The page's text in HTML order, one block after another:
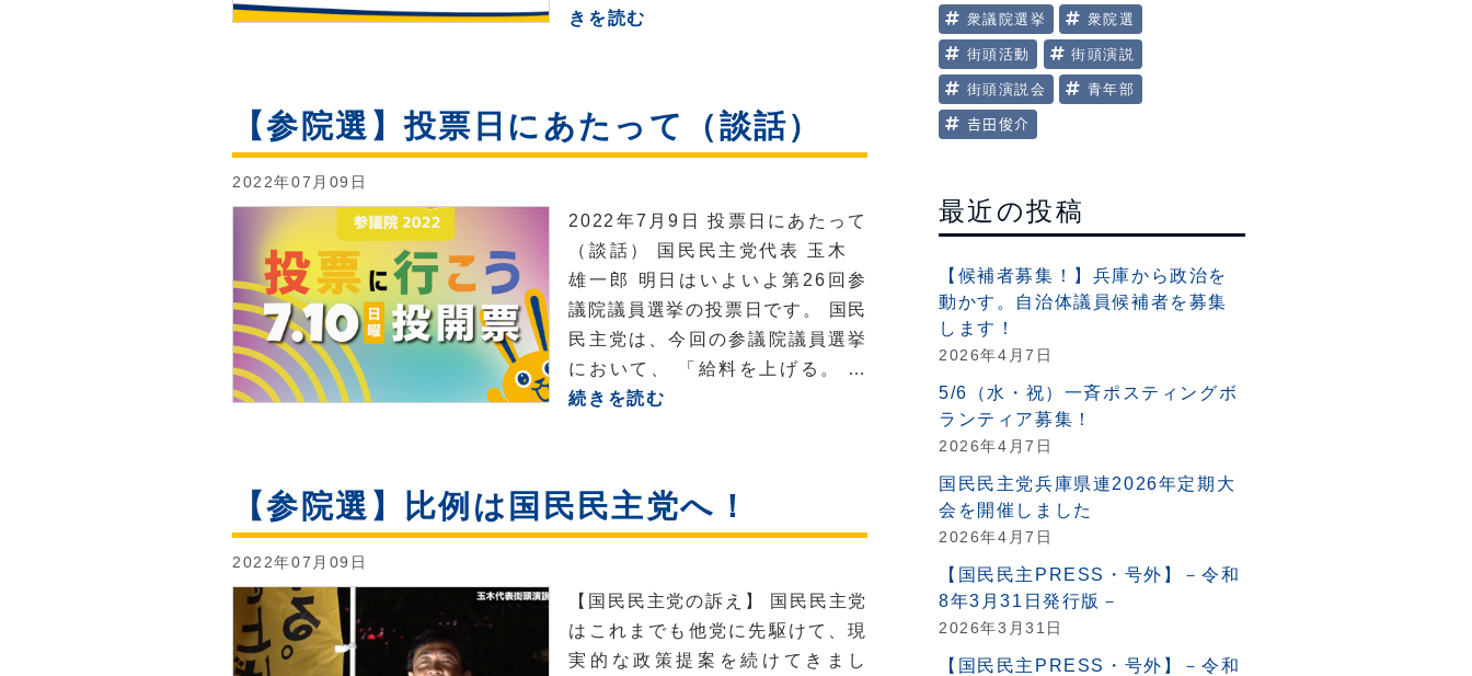
きを読む
員
選
挙
結
果
を
受
け
声
明）
【参院選】投票日にあたって（談話）
2022年07月09日
2022年7月9日 投票日にあたって
（談話） 国民民主党代表 玉木
雄一郎 明日はいよいよ第26回参
議院議員選挙の投票日です。 国民
民主党は、今回の参議院議員選挙
において、 「給料を上げる。 …
続きを読む
投
票
あ
た
っ
【参院選】比例は国民民主党へ！
2022年07月09日
【国民民主党の訴え】 国民民主党
はこれまでも他党に先駆けて、現
実的な政策提案を続けてきまし
衆議院選挙 衆院選
街頭活動 街頭演説
街頭演説会 青年部
𠮷田俊介
最近の投稿
【候補者募集！】兵庫から政治を
動かす。自治体議員候補者を募集
します！
2026年4月7日
5/6（水・祝）一斉ポスティングボ
ランティア募集！
2026年4月7日
国民民主党兵庫県連2026年定期大
会を開催しました
2026年4月7日
【国民民主PRESS・号外】－令和
8年3月31日発行版－
2026年3月31日
【国民民主PRESS・号外】－令和